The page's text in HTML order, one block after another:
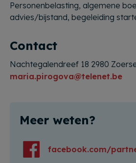
Personenbelasting, algemene
advies/bijstand, begeleiding
Contact
Nachtegalendreef 18 2980
maria.pirogova@telenet.be
Meer weten?
facebook.com/